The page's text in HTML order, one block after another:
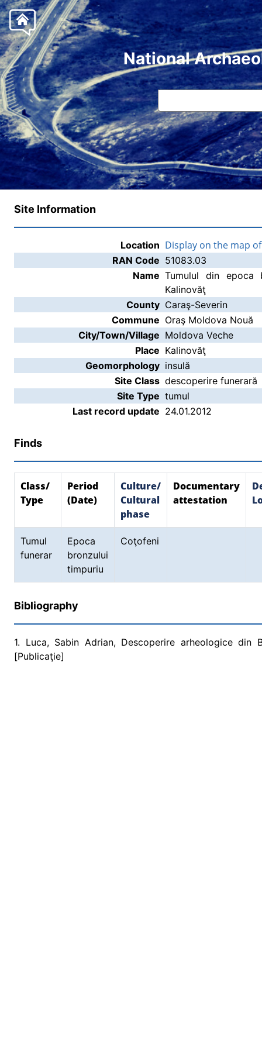
National
Site Information
Location Display on the map
RAN Code 51083.03
Name Tumulul din
Kalinovăţ
County Caraş-Severin
Commune Oraş Moldova Nouă
City/Town/Village Moldova Veche
Place Kalinovăţ
Geomorphology insulă
Site Class descoperire funerară
Site Type tumul
Last record update 24.01.2012
Finds
Class/
Type
Period
(Date)
Culture/
Cultural
phase
Documentary
attestation
Tumul
funerar
Epoca
bronzului
timpuriu
Coţofeni
Bibliography
1. Luca, Sabin Adrian, Descoperire arheologice din
[Publicaţie]